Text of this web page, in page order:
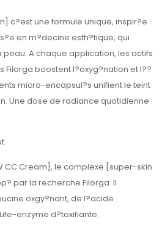
c?est une formule unique, inspir?e
en m?decine esth?tique, qui
A chaque application, les actifs
boostent l?oxyg?nation et l??
micro-encapsul?s unifient le teint
Une dose de radiance quotidienne
CC Cream], le complexe [super-skin
par la recherche Filorga. Il
oxgy?nant, de l?acide
enzyme d?toxifiante.